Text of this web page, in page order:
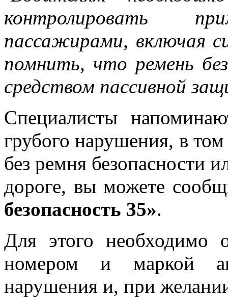
контролировать
пассажирами, включая
помнить, что ремень
средством пассивной
Специалисты
грубого нарушения, в
без ремня безопасности
дороге, вы можете
безопасность 35».
Для этого необходимо
номером и маркой
нарушения и, при